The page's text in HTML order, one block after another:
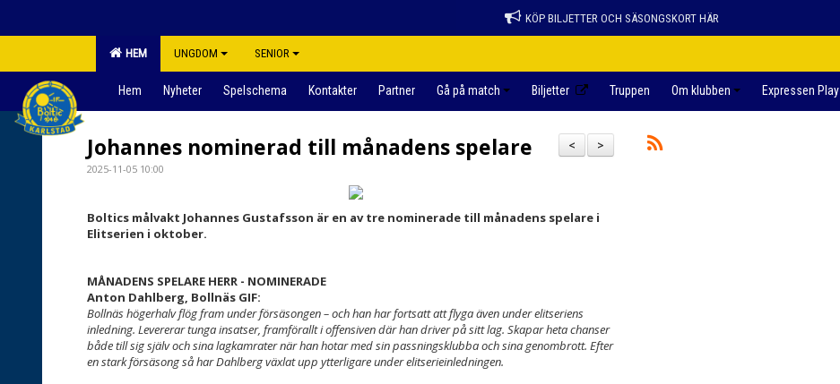
KÖP BILJETTER OCH SÄSONGSKORT HÄR
HEM UNGDOM SENIOR
Hem Nyheter Spelschema Kontakter Partner Gå på match Biljetter Truppen Om klubben Expressen Play
>
<
Johannes nominerad till månadens spelare
2025-11-05 10:00
Boltics målvakt Johannes Gustafsson är en av tre nominerade till månadens spelare i
Elitserien i oktober.
MÅNADENS SPELARE HERR - NOMINERADE
Anton Dahlberg, Bollnäs GIF:
Bollnäs högerhalv flög fram under försäsongen – och han har fortsatt att flyga även under elitseriens
inledning. Levererar tunga insatser, framförallt i offensiven där han driver på sitt lag. Skapar heta chanser
både till sig själv och sina lagkamrater när han hotar med sin passningsklubba och sina genombrott. Efter
en stark försäsong så har Dahlberg växlat upp ytterligare under elitserieinledningen.